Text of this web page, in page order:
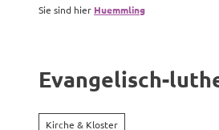
Sie sind hier Huemmling
Evangelisch-
Kirche & Kloster